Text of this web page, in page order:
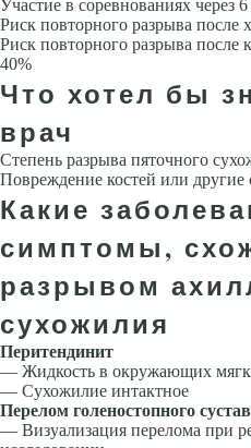
Участие в соревнованиях через
Риск повторного разрыва после
Риск повторного разрыва после
40%
Что хотел бы
врач
Степень разрыва пяточного
Повреждение костей или
Какие
симптомы,
разрывом
сухожилия
Перитендинит
— Жидкость в окружающих
— Сухожилие интактное
Перелом голеностопного
— Визуализация перелома при